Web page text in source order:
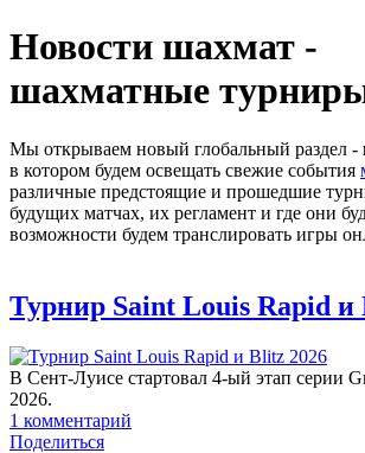
Новости шахмат -
шахматные
Мы открываем новый глобальный раздел -
в котором будем освещать свежие события
различные предстоящие и прошедшие
будущих матчах, их регламент и где они
возможности будем транслировать игры
Турнир Saint Louis Rapid и
В Сент-Луисе стартовал 4-ый этап серии
2026.
1 комментарий
Поделиться